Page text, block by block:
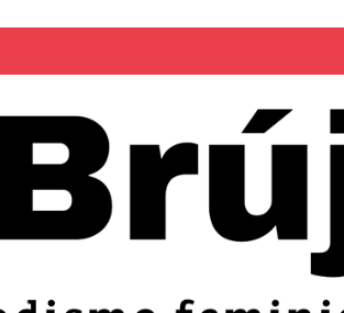
y adolescentes desaparece del territorio
la masacre de 1975 y denuncian el
Leticia Hernández: víctima del régimen de